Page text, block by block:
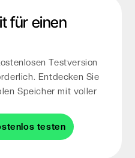
für einen
Testversion
Entdecken Sie
Speicher mit voller
testen